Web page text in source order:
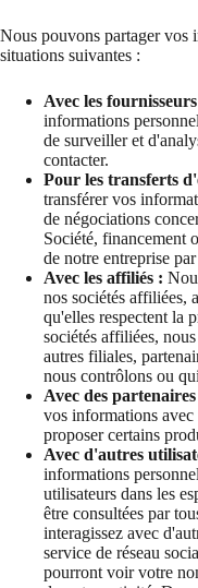
Nous pouvons partager vos
situations suivantes :
Avec les
informations
de surveiller et
contacter.
Pour les transferts
transférer vos
de négociations
Société, financement
de notre entreprise
Avec les affiliés :
nos sociétés affiliées,
qu'elles respectent la
sociétés affiliées,
autres filiales,
nous contrôlons ou
Avec des
vos informations
proposer certains
Avec d'autres
informations
utilisateurs dans les
être consultées par
interagissez avec
service de réseau
pourront voir votre